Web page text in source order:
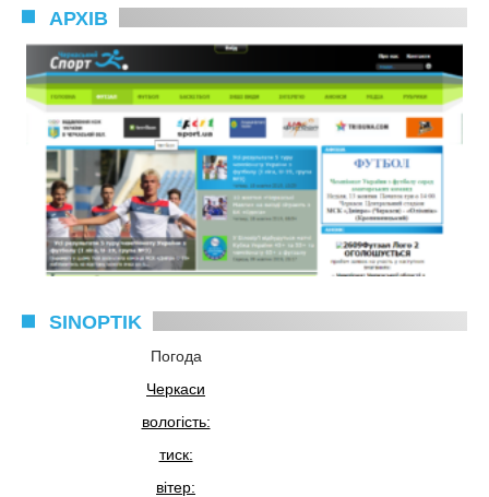
АРХІВ
SINOPTIK
Погода
Черкаси
вологість:
тиск:
вітер: